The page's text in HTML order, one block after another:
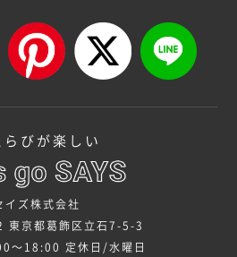
らびが楽しい
イズ株式会社
東京都葛飾区立石7-5-3
～18:00 定休日/水曜日